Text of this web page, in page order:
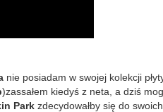
nie posiadam w swojej kolekcji
)zassałem kiedyś z neta, a dziś
Park zdecydowałby się do swoich